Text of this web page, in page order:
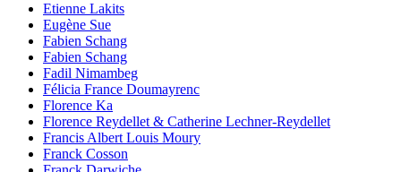
Etienne Lakits
Eugène Sue
Fabien Schang
Fabien Schang
Fadil Nimambeg
Félicia France Doumayrenc
Florence Ka
Florence Reydellet & Catherine Lechner-Reydellet
Francis Albert Louis Moury
Franck Cosson